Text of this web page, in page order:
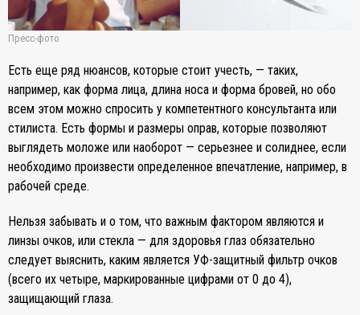
Пресс-фото
Есть еще ряд нюансов, которые стоит учесть, — таких,
например, как форма лица, длина носа и форма бровей, но обо
всем этом можно спросить у компетентного консультанта или
стилиста. Есть формы и размеры оправ, которые позволяют
выглядеть моложе или наоборот — серьезнее и солиднее, если
необходимо произвести определенное впечатление, например, в
рабочей среде.
Нельзя забывать и о том, что важным фактором являются и
линзы очков, или стекла — для здоровья глаз обязательно
следует выяснить, каким является УФ-защитный фильтр очков
(всего их четыре, маркированные цифрами от 0 до 4),
защищающий глаза.